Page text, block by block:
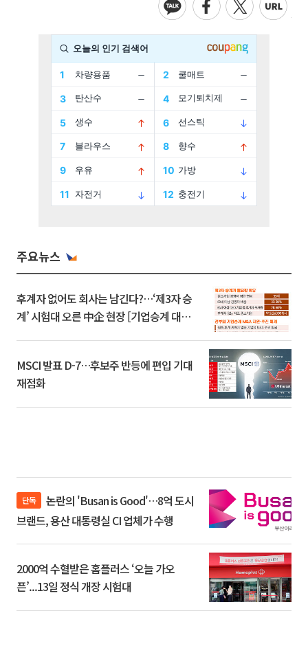
주요뉴스
후계자 없어도 회사는 남긴다?…‘제3자 승
계’ 시험대 오른 中企 현장 [기업승계 대전
MSCI 발표 D-7…후보주 반등에 편입 기대
재점화
단독
브랜드, 용산 대통령실 CI 업체가 수행
2000억 수혈받은 홈플러스 ‘오늘 가오
픈’...13일 정식 개장 시험대